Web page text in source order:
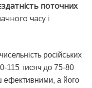
поточних
часу і
російських
115 тисяч до 75-80
ефективними, а його